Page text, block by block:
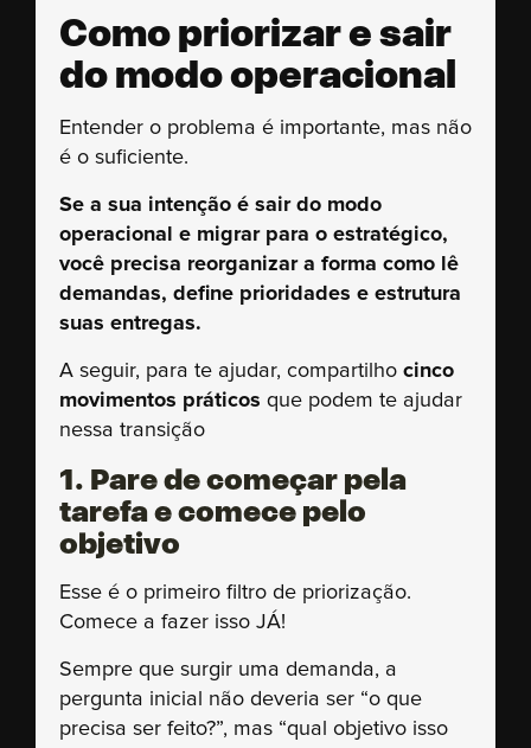
Como priorizar e sair
do modo operacional
Entender o problema é importante, mas não
é o suficiente.
Se a sua intenção é sair do modo
operacional e migrar para o estratégico,
você precisa reorganizar a forma como lê
demandas, define prioridades e estrutura
suas entregas.
A seguir, para te ajudar, compartilho cinco
movimentos práticos que podem te ajudar
nessa transição
1. Pare de começar pela
tarefa e comece pelo
objetivo
Esse é o primeiro filtro de priorização.
Comece a fazer isso JÁ!
Sempre que surgir uma demanda, a
pergunta inicial não deveria ser “o que
precisa ser feito?”, mas “qual objetivo isso